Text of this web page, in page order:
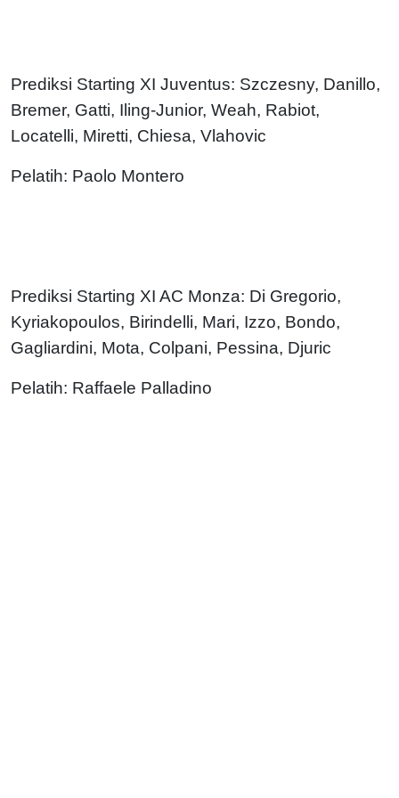
Prediksi Starting XI Juventus: Szczesny, Danillo,
Bremer, Gatti, Iling-Junior, Weah, Rabiot,
Locatelli, Miretti, Chiesa, Vlahovic
Pelatih: Paolo Montero
Prediksi Starting XI AC Monza: Di Gregorio,
Kyriakopoulos, Birindelli, Mari, Izzo, Bondo,
Gagliardini, Mota, Colpani, Pessina, Djuric
Pelatih: Raffaele Palladino